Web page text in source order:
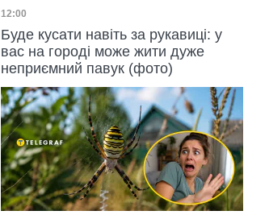
Дата публікації
12:00
Буде кусати навіть за рукавиці: у
вас на городі може жити дуже
неприємний павук (фото)